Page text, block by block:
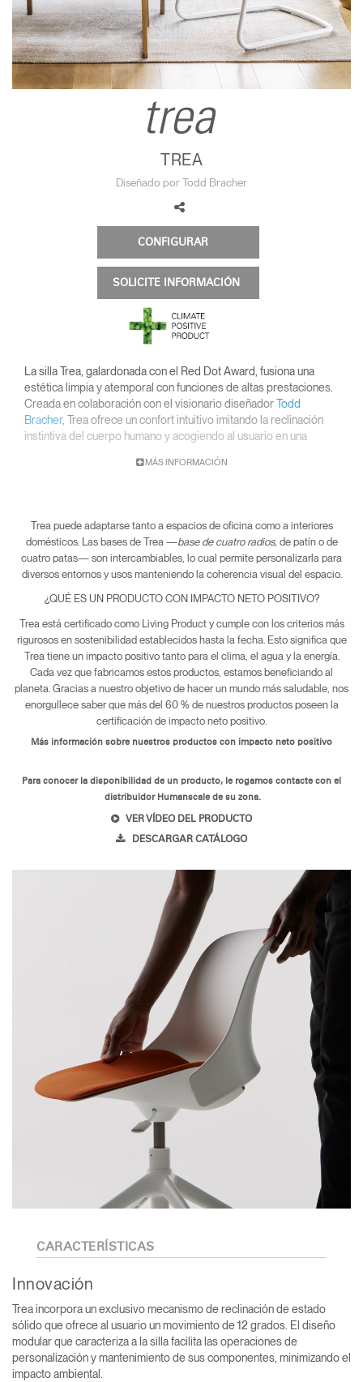
Opens
to
Facebook
Opens
to
Twitter
Opens
to
Linkedin
Opens
to
Instagram
Opens
to
Humanscale
Blog
Opens
to
Pinterest
Opens
to
YouTube
TREA
Diseñado por Todd Bracher
CONFIGURAR
SOLICITE INFORMACIÓN
La silla Trea, galardonada con el Red Dot Award, fusiona una
estética limpia yatemporal con funciones de altas prestaciones.
Creada en colaboración con el visionario diseñadorTodd
Bracher, Trea ofrece un confort intuitivo imitando la reclinación
instintiva del cuerpo humano y acogiendo al usuario en una
MÁS INFORMACIÓN
Trea puede adaptarse tanto a espacios de oficina como a interiores
domésticos. Las bases de Trea —base de cuatro radios, de patín o de
cuatro patas— son intercambiables, lo cual permite personalizarla para
diversos entornos y usos manteniendo la coherencia visual del espacio.
¿QUÉ ES UN PRODUCTO CON IMPACTO NETO POSITIVO?
Trea está certificado como Living Product y cumple con los criterios más
rigurosos en sostenibilidad establecidos hasta la fecha. Esto significa que
Trea tiene un impacto positivo tanto para el clima, el agua y la energía.
Cada vez que fabricamos estos productos, estamos beneficiando al
planeta. Gracias a nuestro objetivo de hacer un mundo más saludable, nos
enorgullece saber que más del 60 % de nuestros productos poseen la
certificación de impacto neto positivo.
Más información sobre nuestros productos con impacto neto positivo
Para conocer la disponibilidad de un producto, le rogamos contacte con el
distribuidor Humanscale de su zona.
VER VÍDEO DEL PRODUCTO
DESCARGAR CATÁLOGO
CARACTERÍSTICAS
Innovación
Trea incorpora un exclusivo mecanismo de reclinación de estado
sólido que ofrece al usuario un movimiento de 12 grados. El diseño
modular que caracteriza a la silla facilita las operaciones de
personalización y mantenimiento de sus componentes, minimizando el
impacto ambiental.